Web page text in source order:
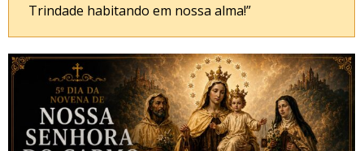
Trindade habitando em nossa alma!”